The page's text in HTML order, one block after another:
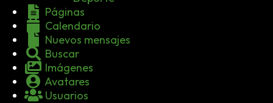
Páginas
Calendario
Nuevos mensajes
Buscar
Imágenes
Avatares
Usuarios